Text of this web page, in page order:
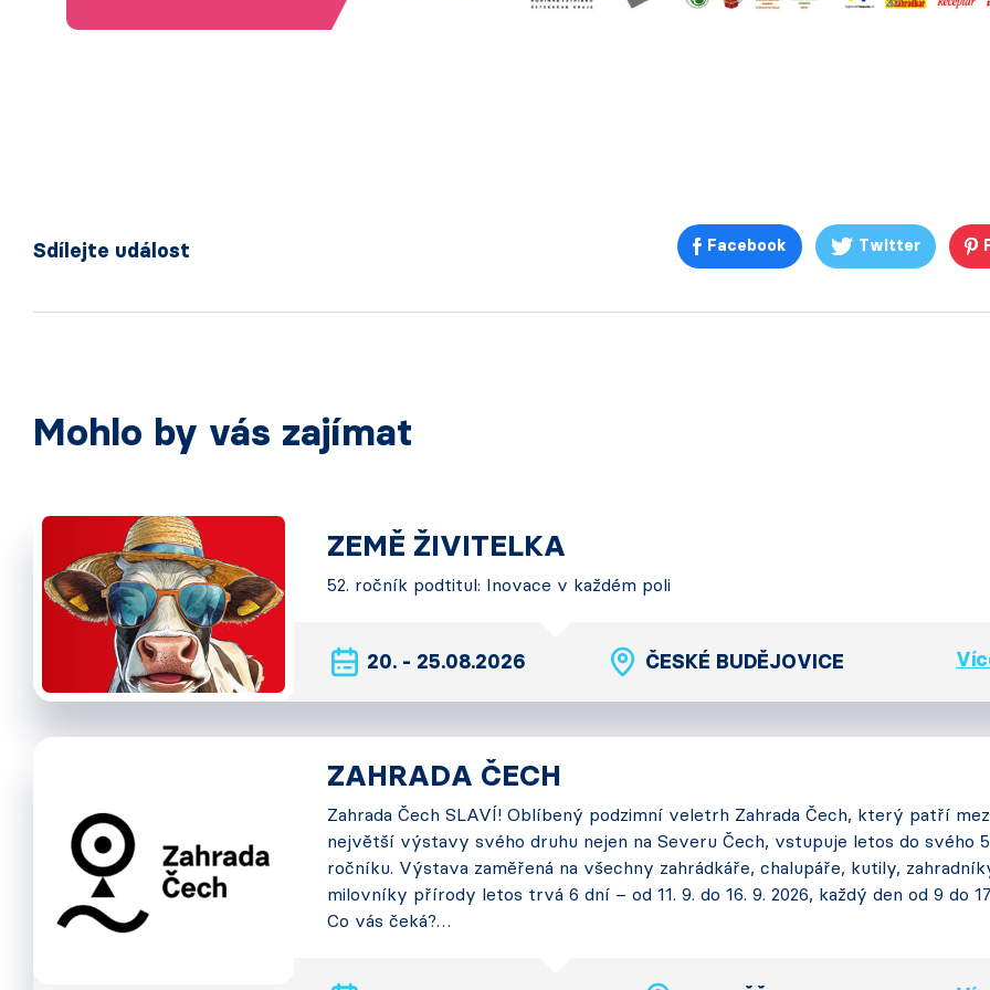
Sdílejte událost Facebook Twitter
Mohlo by vás zajímat
ZEMĚ ŽIVITELKA
52. ročník podtitul: Inovace v každém poli
20. - 25.08.2026 ČESKÉ BUDĚJOVICE
ZAHRADA ČECH
Zahrada Čech SLAVÍ! Oblíbený podzimní veletrh Zahrada Čech, který patří
největší výstavy svého druhu nejen na Severu Čech, vstupuje letos do svého
ročníku. Výstava zaměřená na všechny zahrádkáře, chalupáře, kutily,
milovníky přírody letos trvá 6 dní – od 11. 9. do 16. 9. 2026, každý den od 9 do
Co vás čeká?…